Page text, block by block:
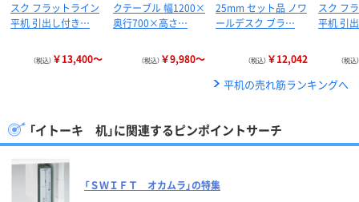
スク フラットライン
平机 引出し付き…
（税込） ￥13,400～
クテーブル 幅1200×
奥行700×高さ…
（税込） ￥9,980～
25mm セット品 ノワ
ールデスク ブラ…
（税込） ￥12,042
スク フ
平机 引
（税込）
平机の売れ筋ランキングへ
「イトーキ 机」に関連するピンポイントサーチ
「ＳＷＩＦＴ オカムラ」の特集